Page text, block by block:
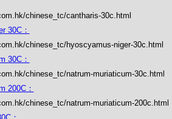
chinese_tc/cantharis-30c.html
30C：
chinese_tc/hyoscyamus-niger-30c.html
30C：
chinese_tc/natrum-muriaticum-30c.html
200C：
chinese_tc/natrum-muriaticum-200c.html